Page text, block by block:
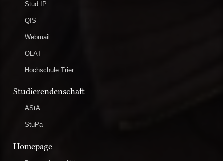
Stud.IP
QIS
Webmail
OLAT
Hochschule Trier
Studierendenschaft
AStA
StuPa
Homepage